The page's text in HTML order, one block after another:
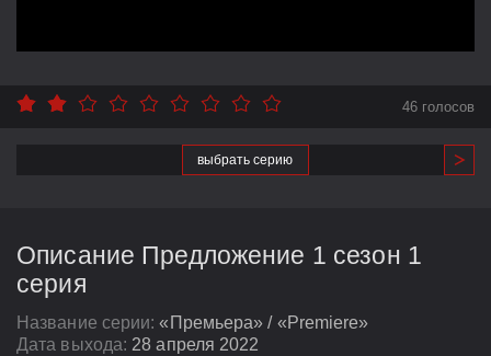
46 голосов
выбрать серию
Описание Предложение 1 сезон 1
серия
Название серии:«Премьера» / «Premiere»
Дата выхода: 28 апреля 2022